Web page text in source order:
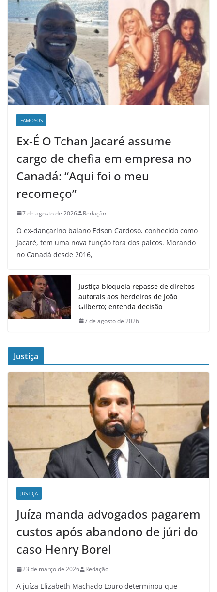
FAMOSOS
Ex-É O Tchan Jacaré assume
cargo de chefia em empresa no
Canadá: “Aqui foi o meu
recomeço”
7 de agosto de 2026 Redação
O ex-dançarino baiano Edson Cardoso, conhecido como
Jacaré, tem uma nova função fora dos palcos. Morando
no Canadá desde 2016,
Justiça bloqueia repasse de direitos
autorais aos herdeiros de João
Gilberto; entenda decisão
7 de agosto de 2026
Justiça
JUSTIÇA
Juíza manda advogados pagarem
custos após abandono de júri do
caso Henry Borel
23 de março de 2026 Redação
A juíza Elizabeth Machado Louro determinou que